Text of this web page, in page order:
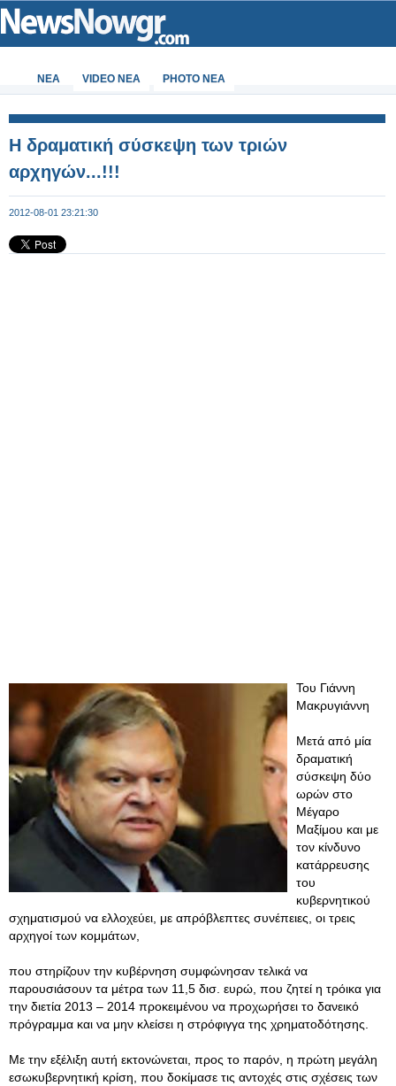
ΝΕΑ VIDEO NEA PHOTO NEA
Η δραματική σύσκεψη των τριών
αρχηγών...!!!
2012-08-01 23:21:30
Του Γιάννη
Μακρυγιάννη
Μετά από μία
δραματική
σύσκεψη δύο
ωρών στο
Μέγαρο
Μαξίμου και με
τον κίνδυνο
κατάρρευσης
του
κυβερνητικού
σχηματισμού να ελλοχεύει, με απρόβλεπτες συνέπειες, οι τρεις
αρχηγοί των κομμάτων,
που στηρίζουν την κυβέρνηση συμφώνησαν τελικά να
παρουσιάσουν τα μέτρα των 11,5 δισ. ευρώ, που ζητεί η τρόικα για
την διετία 2013 – 2014 προκειμένου να προχωρήσει το δανεικό
πρόγραμμα και να μην κλείσει η στρόφιγγα της χρηματοδότησης.
Με την εξέλιξη αυτή εκτονώνεται, προς το παρόν, η πρώτη μεγάλη
εσωκυβερνητική κρίση, που δοκίμασε τις αντοχές στις σχέσεις των